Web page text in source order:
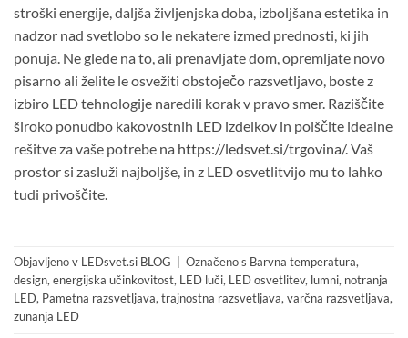
stroški energije, daljša življenjska doba, izboljšana estetika in
nadzor nad svetlobo so le nekatere izmed prednosti, ki jih
ponuja. Ne glede na to, ali prenavljate dom, opremljate novo
pisarno ali želite le osvežiti obstoječo razsvetljavo, boste z
izbiro LED tehnologije naredili korak v pravo smer. Raziščite
široko ponudbo kakovostnih LED izdelkov in poiščite idealne
rešitve za vaše potrebe na https://ledsvet.si/trgovina/. Vaš
prostor si zasluži najboljše, in z LED osvetlitvijo mu to lahko
tudi privoščite.
Objavljeno v LEDsvet.si BLOG Označeno s Barvna temperatura,
design,energijska učinkovitost, LED luči, LED osvetlitev, lumni, notranja
LED, Pametna razsvetljava,trajnostna razsvetljava,varčna razsvetljava,
zunanja LED